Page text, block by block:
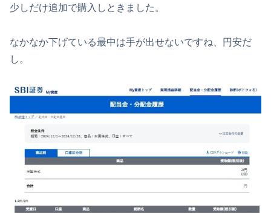
少しだけ追加で購入しときました。
なかなか下げている最中は手が出せないですね、円安だ
し。